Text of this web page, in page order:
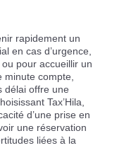
rapidement un
en cas d’urgence,
pour accueillir un
minute compte,
délai offre une
Tax’Hila,
d’une prise en
une réservation
liées à la